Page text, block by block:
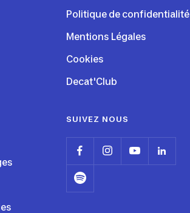
Politique de confidentialité
Mentions Légales
Cookies
Decat'Club
SUIVEZ NOUS